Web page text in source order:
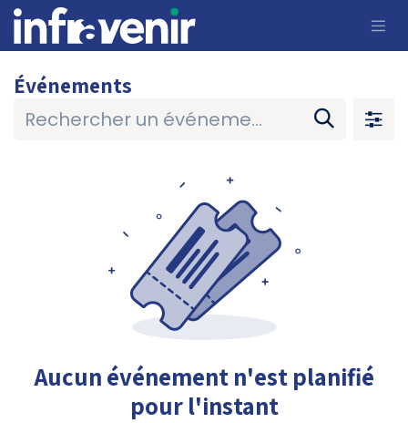
Se rendre au contenu
Événements
Aucun événement n'est planifié
pour l'instant